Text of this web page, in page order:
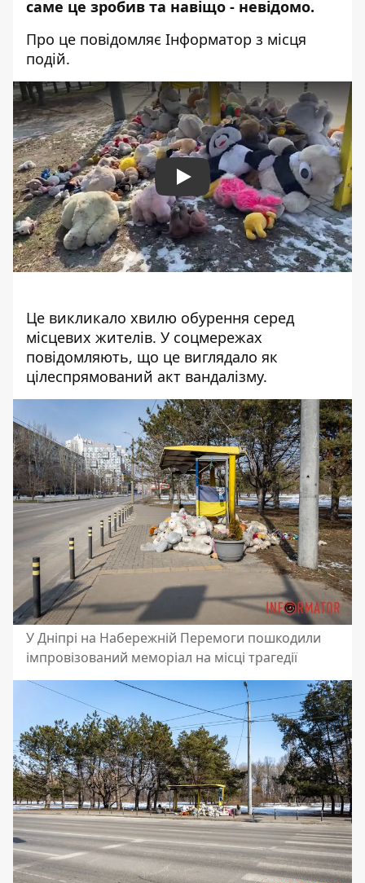
саме це зробив та навіщо - невідомо.
Про це повідомляє Інформатор з місця
подій.
Play
Це викликало хвилю обурення серед
місцевих жителів. У соцмережах
повідомляють, що це виглядало як
цілеспрямований акт вандалізму.
У Дніпрі на Набережній Перемоги пошкодили
імпровізований меморіал на місці трагедії